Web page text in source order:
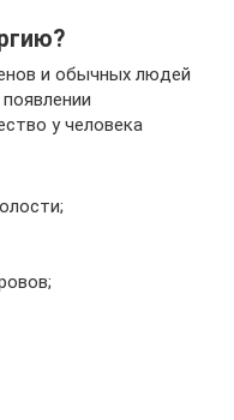
и обычных людей
у человека